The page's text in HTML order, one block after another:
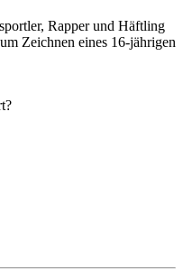
Rapper und Häftling
Zeichnen eines 16-jährigen